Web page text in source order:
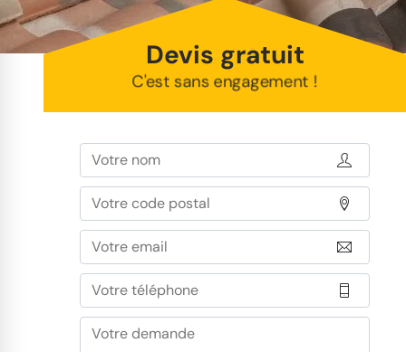
Devis gratuit
C'est sans engagement !